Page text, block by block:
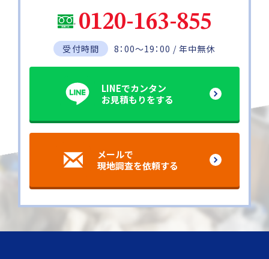
0120-163-855
受付時間 8：00～19：00 / 年中無休
LINEでカンタン
お見積もりをする
メールで
現地調査を依頼する